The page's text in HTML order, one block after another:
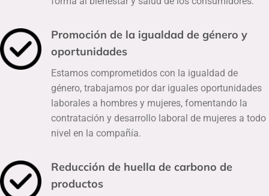
Promoción de la igualdad de género y
oportunidades
Estamos comprometidos con la igualdad de
género, trabajamos por dar iguales oportunidades
laborales a hombres y mujeres, fomentando la
contratación y desarrollo laboral de mujeres a todo
nivel en la compañía.
Reducción de huella de carbono de
productos